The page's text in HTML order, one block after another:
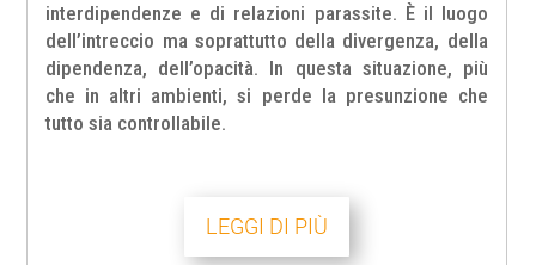
interdipendenze e di relazioni parassite. È il luogo
dell’intreccio ma soprattutto della divergenza, della
dipendenza, dell’opacità. In questa situazione, più
che in altri ambienti, si perde la presunzione che
tutto sia controllabile.
LEGGI DI PIÙ